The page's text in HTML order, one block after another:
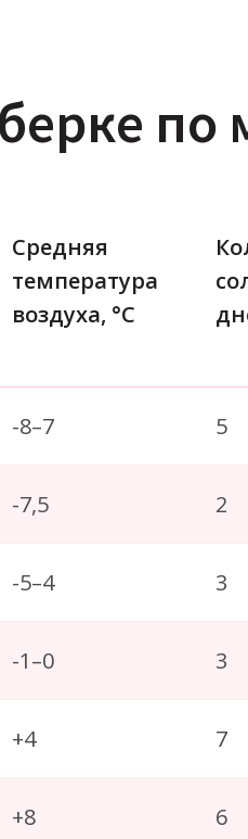
по
Средняя
температура
воздуха, °C
-8–7 5
-7,5 2
-5–4 3
-1–0 3
+4 7
+8 6